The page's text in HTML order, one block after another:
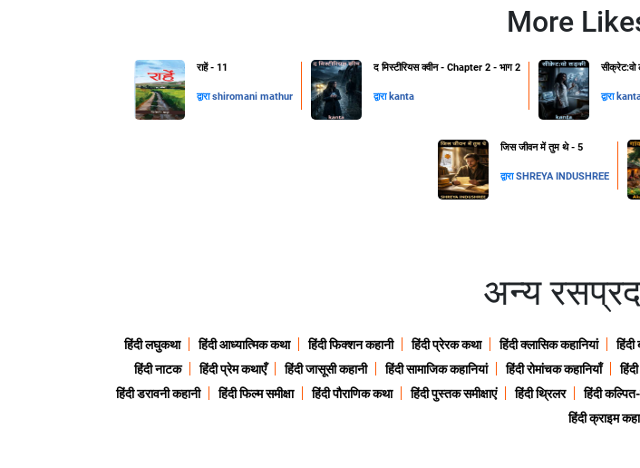
More
राहें - 11
द्वाराshiromani mathur
द मिस्टीरियस क्वीन - Chapter 2 - भाग 2
द्वारा kanta द्वारा
जिस जीवन में तुम थे - 5
द्वाराSHREYA INDUSHREE
अन्य
हिंदी लघुकथा हिंदी आध्यात्मिक कथा हिंदी फिक्शन कहानी हिंदी प्रेरक कथा हिंदी क्लासिक कहानियां
हिंदी नाटक
हिंदी प्रेम कथाएँ हिंदी जासूसी कहानी हिंदी सामाजिक कहानियां हिंदी रोमांचक कहानियाँ
हिंदी डरावनी कहानी
हिंदी फिल्म समीक्षा हिंदी पौराणिक कथा हिंदी पुस्तक समीक्षाएं हिंदी थ्रिलर हिंदी कल्पित-
हिंदी क्राइम